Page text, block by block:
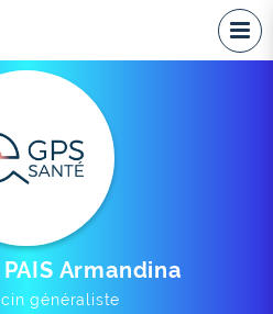
Armandina
généraliste